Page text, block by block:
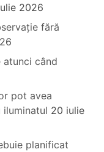
2026
fără
când
pot avea
iluminatul 20 iulie
planificat